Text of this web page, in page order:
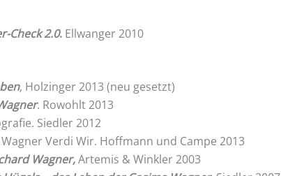
Check 2.0. Ellwanger 2010
, Holzinger 2013 (neu gesetzt)
. Rowohlt 2013
Siedler 2012
Wagner Verdi Wir. Hoffmann und Campe 2013
Wagner,Artemis & Winkler 2003